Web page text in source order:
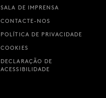
SALA DE IMPRENSA
CONTACTE-NOS
POLÍTICA DE PRIVACIDADE
COOKIES
DECLARAÇÃO DE
ACESSIBILIDADE